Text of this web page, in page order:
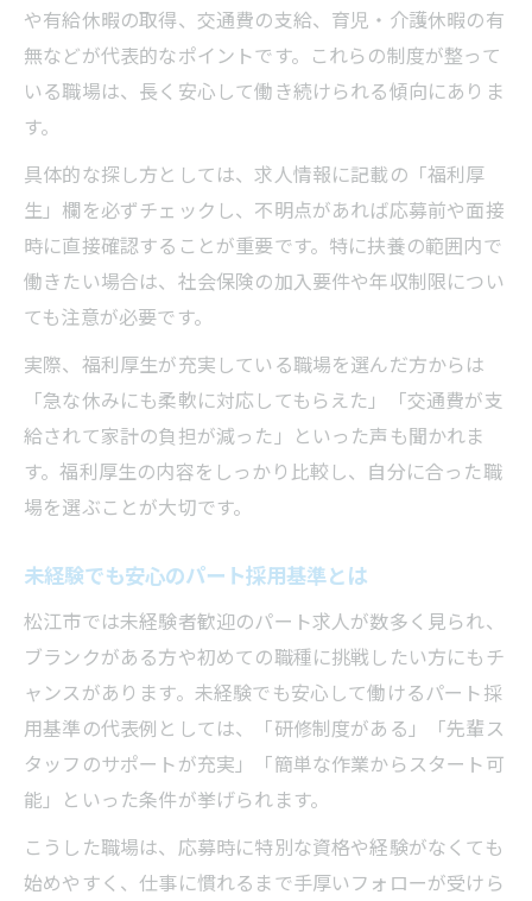
や有給休暇の取得、交通費の支給、育児・介護休暇の有
無などが代表的なポイントです。これらの制度が整って
いる職場は、長く安心して働き続けられる傾向にありま
す。
具体的な探し方としては、求人情報に記載の「福利厚
生」欄を必ずチェックし、不明点があれば応募前や面接
時に直接確認することが重要です。特に扶養の範囲内で
働きたい場合は、社会保険の加入要件や年収制限につい
ても注意が必要です。
実際、福利厚生が充実している職場を選んだ方からは
「急な休みにも柔軟に対応してもらえた」「交通費が支
給されて家計の負担が減った」といった声も聞かれま
す。福利厚生の内容をしっかり比較し、自分に合った職
場を選ぶことが大切です。
未経験でも安心のパート採用基準とは
松江市では未経験者歓迎のパート求人が数多く見られ、
ブランクがある方や初めての職種に挑戦したい方にもチ
ャンスがあります。未経験でも安心して働けるパート採
用基準の代表例としては、「研修制度がある」「先輩ス
タッフのサポートが充実」「簡単な作業からスタート可
能」といった条件が挙げられます。
こうした職場は、応募時に特別な資格や経験がなくても
始めやすく、仕事に慣れるまで手厚いフォローが受けら